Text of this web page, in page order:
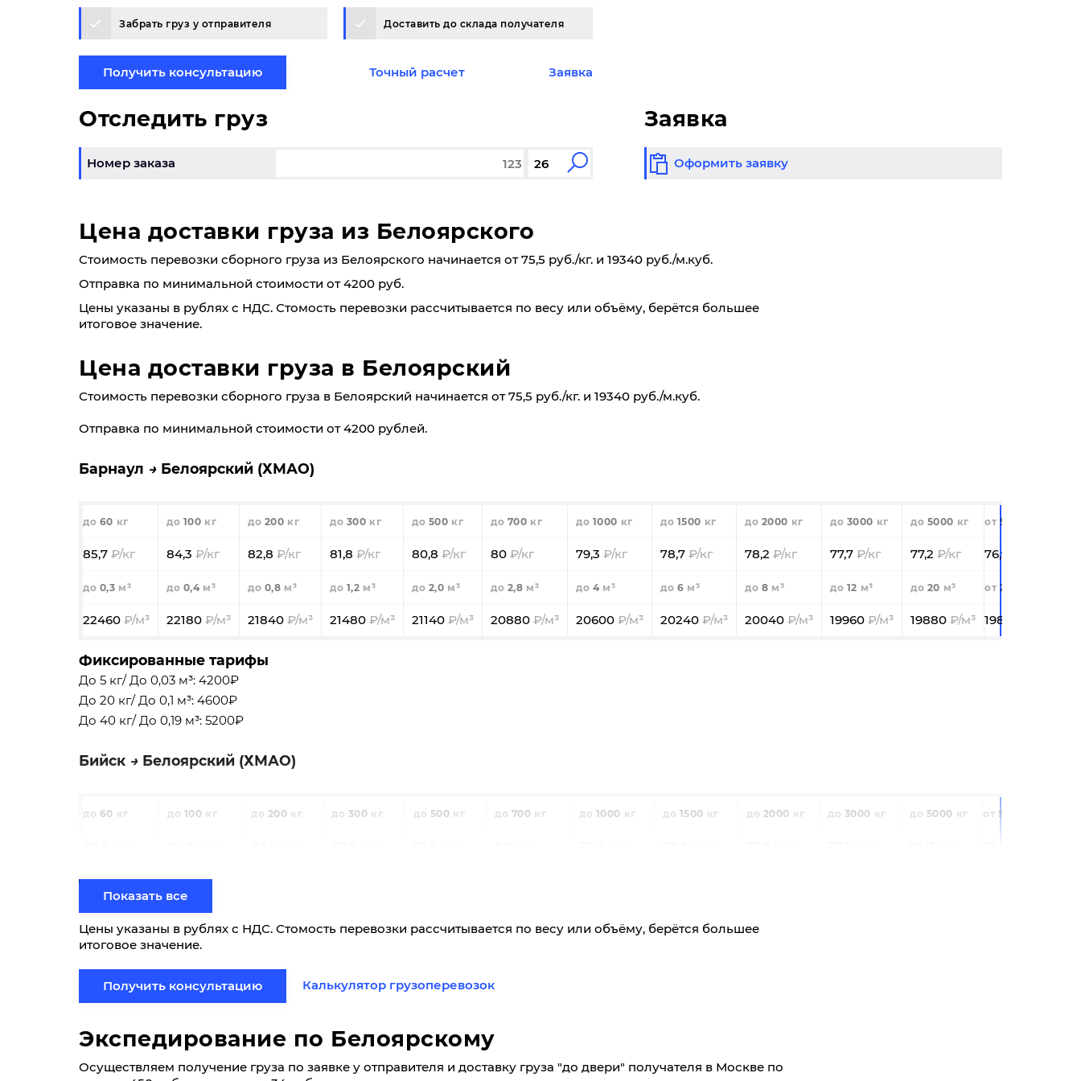
Забрать груз у отправителя Доставить до склада получателя
Получить консультацию Точный расчет Заявка
Отследить груз
Номер заказа
Заявка
Оформить заявку
Цена доставки груза из Белоярского
Стоимость перевозки сборного груза из Белоярского начинается от 75,5 руб./кг. и 19340 руб./м.куб.
Отправка по минимальной стоимости от 4200 руб.
Цены указаны в рублях с НДС. Стомость перевозки рассчитывается по весу или объёму, берётся большее
итоговое значение.
Цена доставки груза в Белоярский
Стоимость перевозки сборного груза в Белоярский начинается от 75,5 руб./кг. и 19340 руб./м.куб.
Отправка по минимальной стоимости от 4200 рублей.
Барнаул Белоярский (ХМАО)
60 100 200 300 500 700 1000 1500 2000 3000 5000 5000
85,7 84,3 82,8 81,8 80,8 80 79,3 78,7 78,2 77,7 77,2 76,9
0,3 0,4 0,8 1,2 2,0 2,8 4 6 8 12 20 20
22460 22180 21840 21480 21140 20880 20600 20240 20040 19960 19880 19840
Фиксированные тарифы
До 5 кг/ До 0,03 м³: 4200₽
До 20 кг/ До 0,1 м³: 4600₽
До 40 кг/ До 0,19 м³: 5200₽
Бийск Белоярский (ХМАО)
60 100 200 300 500 700 1000 1500 2000 3000 5000 5000
0,3 0,4
23000 22680
Фиксированные тарифы
До 5 кг/ До 0,03 м³: 4200₽
До 20 кг/ До 0,1 м³: 4600₽
Владимир Белоярский (ХМАО)
Показать все
Цены указаны в рублях с НДС. Стомость перевозки рассчитывается по весу или объёму, берётся большее
итоговое значение.
Получить консультацию Калькулятор грузоперевозок
Экспедирование по Белоярскому
Осуществляем получение груза по заявке у отправителя и доставку груза "до двери" получателя в Москве по